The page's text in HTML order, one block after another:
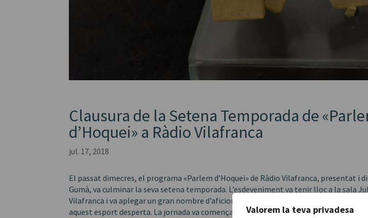
Valorem la teva privadesa
Clausura de la Setena Temporada de
d’Hoquei» a Ràdio Vilafranca
jul. 17, 2018
El passat dimecres, el programa «Parlem d’Hoquei» de Ràdio Vilafranca, presentat i
Gumà, va culminar la seva setena temporada. L’esdeveniment va tenir lloc a la sala
Vilafranca i va aplegar un gran nombre d’aficionats a l’hoquei, demostrant la fidelitat i
aquest esport desperta. La jornada va començar amb una conferència-col·loqui a